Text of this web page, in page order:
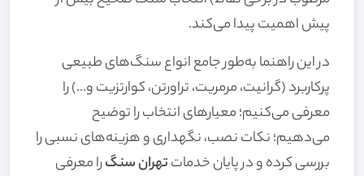
پیش اهمیت پیدا می‌کند.
در این راهنما به‌طور جامع انواع سنگ‌های طبیعی
پرکاربرد (گرانیت، مرمریت، تراورتن، کوارتزیت و...) را
معرفی می‌کنیم؛ معیارهای انتخاب را توضیح
می‌دهیم؛ نکات نصب، نگهداری و هزینه‌های نسبی را
بررسی کرده و در پایان خدماتتهران سنگرا معرفی